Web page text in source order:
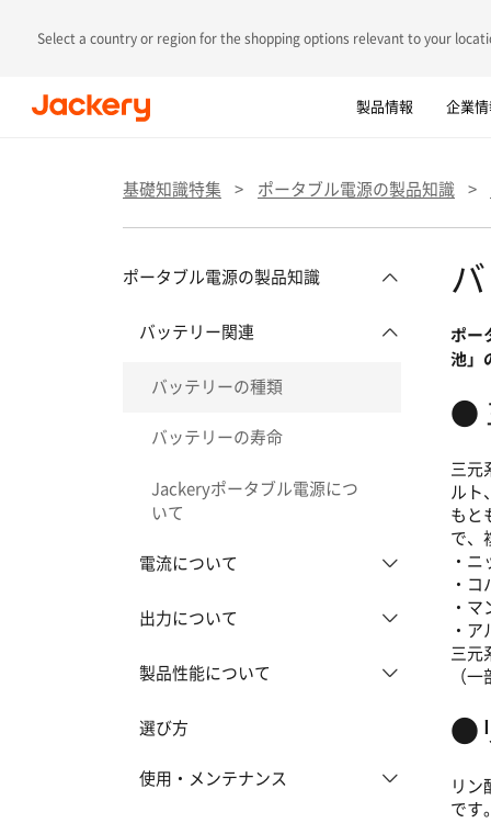
Select a country or region for the shopping options relevant to your
製品情報 企業情
最短翌日配送可能
基礎知識特集 > ポータブル電源の製品知識 >
ポータブル電源の製品知識
バッテリー関連
バッテリーの種類
バッテリーの寿命
Jackeryポータブル電源につ
いて
電流について
出力について
製品性能について
選び方
使用・メンテナンス
ポー
池」
●
三元
ルト
もと
で、
・
・
・
・
三元
（
●
リン
です